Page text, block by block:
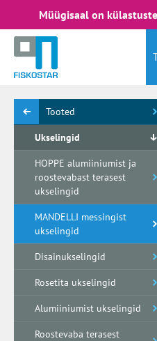
Müügisaal on
Tooted
Ukselingid
HOPPE alumiiniumist ja
roostevabast terasest
ukselingid
MANDELLI messingist
ukselingid
Disainukselingid
Rosetita ukselingid
Alumiiniumist ukselingid
Roostevaba terasest